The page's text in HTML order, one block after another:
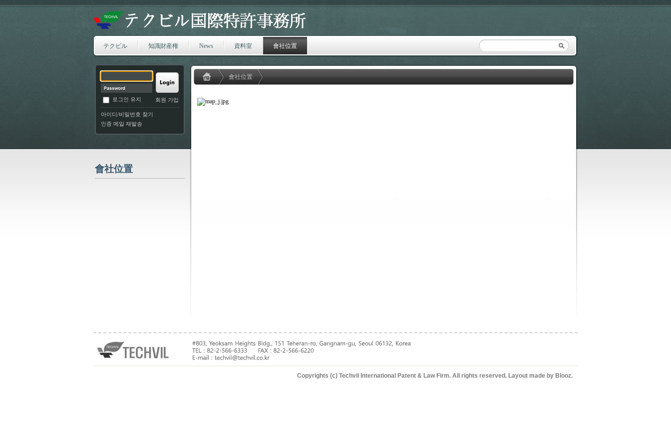
テクビル 知識財産権 News 資料室 會社位置
로그인 유지 회원 가입
아이디/비밀번호 찾기
인증 메일 재발송
會社位置
會社位置
Copyrights (c) Techvil International Patent & Law Firm. All rights reserved. Layout made by Blooz.